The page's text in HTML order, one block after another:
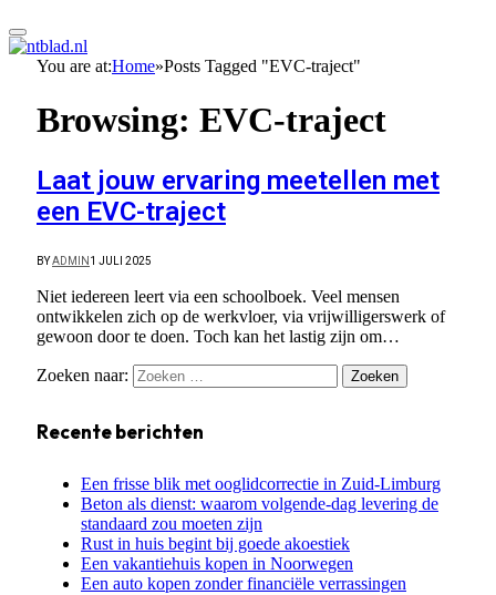
You are at:Home»Posts Tagged "EVC-traject"
Browsing: EVC-traject
Laat jouw ervaring meetellen met
een EVC-traject
BYADMIN 1 JULI 2025
Niet iedereen leert via een schoolboek. Veel mensen
ontwikkelen zich op de werkvloer, via vrijwilligerswerk of
gewoon door te doen. Toch kan het lastig zijn om…
Zoeken naar:
Recente berichten
Een frisse blik met ooglidcorrectie in Zuid-Limburg
Beton als dienst: waarom volgende-dag levering de
standaard zou moeten zijn
Rust in huis begint bij goede akoestiek
Een vakantiehuis kopen in Noorwegen
Een auto kopen zonder financiële verrassingen